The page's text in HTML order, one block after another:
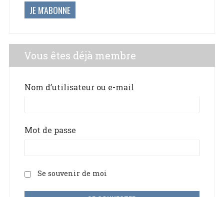
JE M'ABONNE
Vous êtes déjà membre
Nom d’utilisateur ou e-mail
Mot de passe
Se souvenir de moi